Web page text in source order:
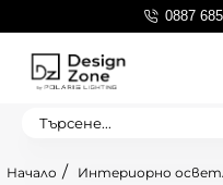
0887
Търсене...
Интериорно